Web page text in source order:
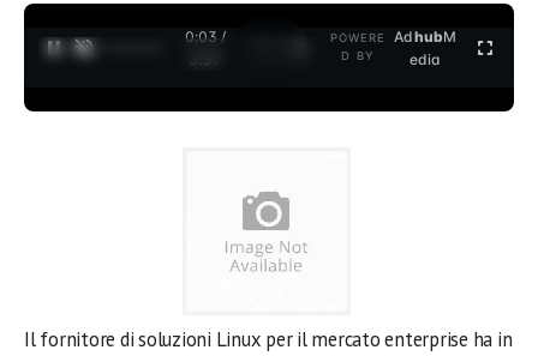
0:03 /
3:37
POWERE
D BY
AdhubM
edia
Il fornitore di soluzioni Linux per il mercato enterprise ha in